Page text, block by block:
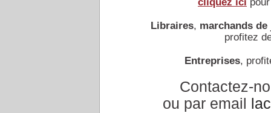
Libraires, marchands de
profitez
Entreprises,
Contactez-
ou par email